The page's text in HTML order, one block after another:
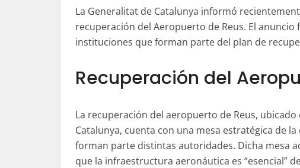
La Generalitat de Catalunya informó
recuperación del Aeropuerto de Reus. El
instituciones que forman parte del plan de
Recuperación del
La recuperación del aeropuerto de Reus, ubicado
Catalunya, cuenta con una mesa estratégica de la
forman parte distintas autoridades. Dicha mesa
que la infraestructura aeronáutica es “esencial”